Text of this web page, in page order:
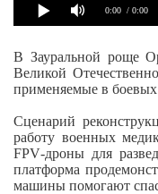
0:00 / 0:00
В Зауральной роще
Великой
применяемые в боевых
Сценарий
работу военных
FPV‑дроны для
платформа
машины помогают